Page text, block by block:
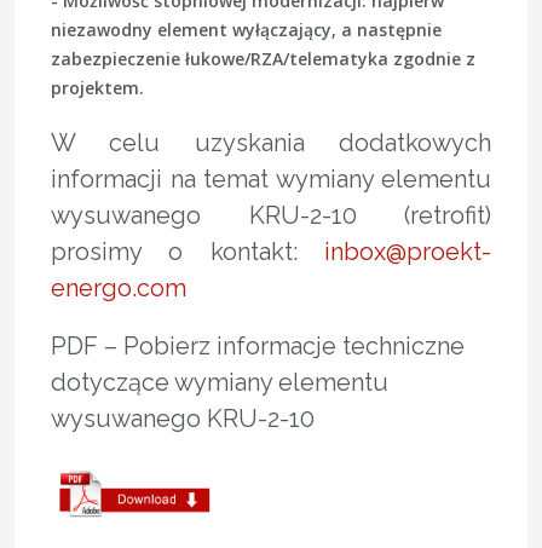
niezawodny element wyłączający, a następnie
zabezpieczenie łukowe/RZA/telematyka zgodnie z
projektem.
W celu uzyskania dodatkowych
informacji na temat wymiany elementu
wysuwanego KRU-2-10 (retrofit)
prosimy o kontakt: inbox@proekt-
energo.com
PDF – Pobierz informacje techniczne
dotyczące wymiany elementu
wysuwanego KRU-2-10